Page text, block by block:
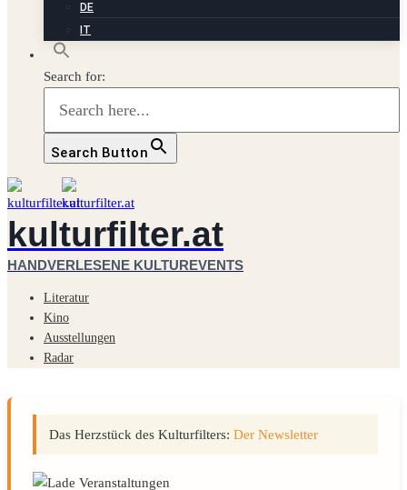
DE
IT
Search for:
Search Button
kulturfilter.at
HANDVERLESENE KULTUREVENTS
Literatur
Kino
Ausstellungen
Radar
Das Herzstück des Kulturfilters: Der Newsletter